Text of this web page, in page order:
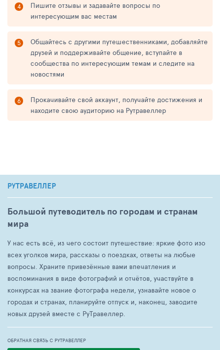
Пишите отзывы и задавайте вопросы по
интересующим вас местам
Общайтесь с другими путешественниками, добавляйте
друзей и поддерживайте общение, вступайте в
сообщества по интересующим темам и следите на
новостями
Прокачивайте свой аккаунт, получайте достижения и
находите свою аудиторию на Рутравеллер
РУТРАВЕЛЛЕР
Большой путеводитель по городам и странам
мира
У нас есть всё, из чего состоит путешествие: яркие фото изо
всех уголков мира, рассказы о поездках, ответы на любые
вопросы. Храните привезённые вами впечатления и
воспоминания в виде фотографий и отчётов, участвуйте в
конкурсах на звание фотографа недели, узнавайте новое о
городах и странах, планируйте отпуск и, наконец, заводите
новых друзей вместе с РуТравеллер.
ОБРАТНАЯ СВЯЗЬ С РУТРАВЕЛЛЕР